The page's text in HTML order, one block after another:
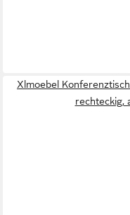
Xlmoebel
rechteckig,